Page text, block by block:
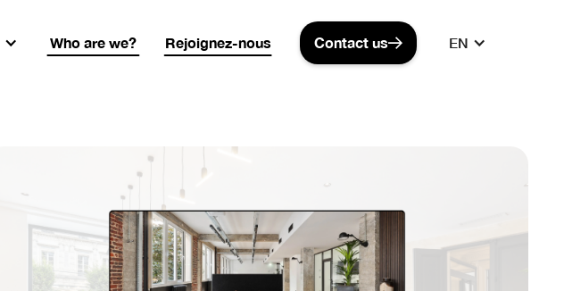
LNB recrute ! LNB recrute !
Who are we? Rejoignez-nous Contact us EN